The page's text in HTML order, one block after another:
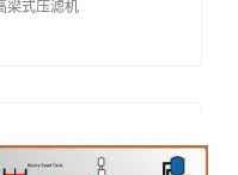
梁式压滤机